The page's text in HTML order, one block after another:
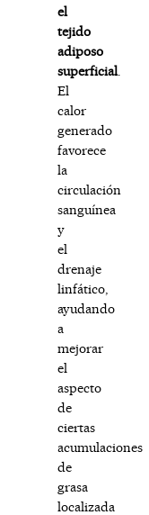
el
tejido
adiposo
superficial.
El
calor
generado
favorece
la
circulación
sanguínea
y
el
drenaje
linfático,
ayudando
a
mejorar
el
aspecto
de
ciertas
acumulaciones
de
grasa
localizada